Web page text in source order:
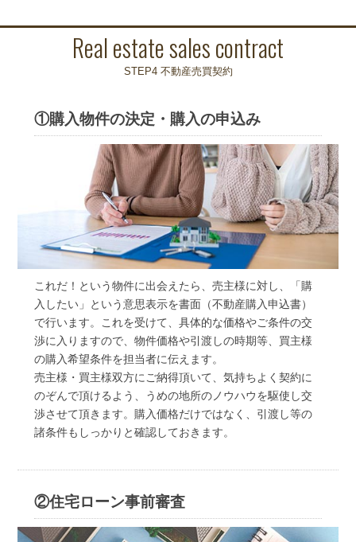
Real estate sales contract
STEP4 不動産売買契約
①購入物件の決定・購入の申込み
これだ！という物件に出会えたら、売主様に対し、「購
入したい」という意思表示を書面（不動産購入申込書）
で行います。これを受けて、具体的な価格やご条件の交
渉に入りますので、物件価格や引渡しの時期等、買主様
の購入希望条件を担当者に伝えます。
売主様・買主様双方にご納得頂いて、気持ちよく契約に
のぞんで頂けるよう、うめの地所のノウハウを駆使し交
渉させて頂きます。購入価格だけではなく、引渡し等の
諸条件もしっかりと確認しておきます。
②住宅ローン事前審査